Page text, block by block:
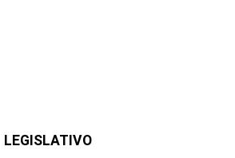
LEGISLATIVO